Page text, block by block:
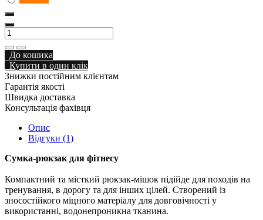
До кошика
Купити в один клік
Знижки постійним клієнтам
Гарантія якості
Швидка доставка
Консультація фахівця
Опис
Відгуки (1)
Сумка-рюкзак для фітнесу
Компактний та місткий рюкзак-мішок підійде для походів на
тренування, в дорогу та для інших цілей. Створений із
зносостійкого міцного матеріалу для довговічності у
використанні, водонепроникна тканина.